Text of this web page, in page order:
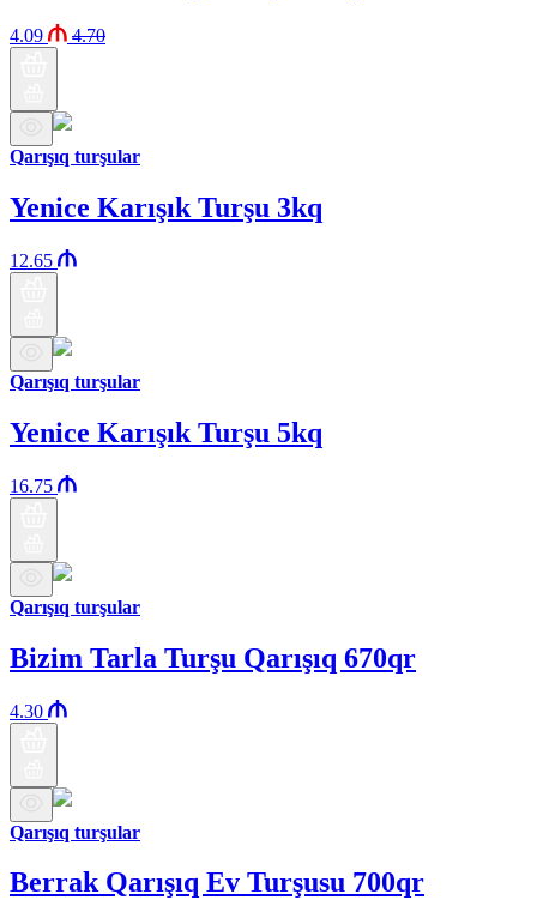
4.09 4.70
Qarışıq turşular
Yenice Karışık Turşu 3kq
12.65
Qarışıq turşular
Yenice Karışık Turşu 5kq
16.75
Qarışıq turşular
Bizim Tarla Turşu Qarışıq 670qr
4.30
Qarışıq turşular
Berrak Qarışıq Ev Turşusu 700qr